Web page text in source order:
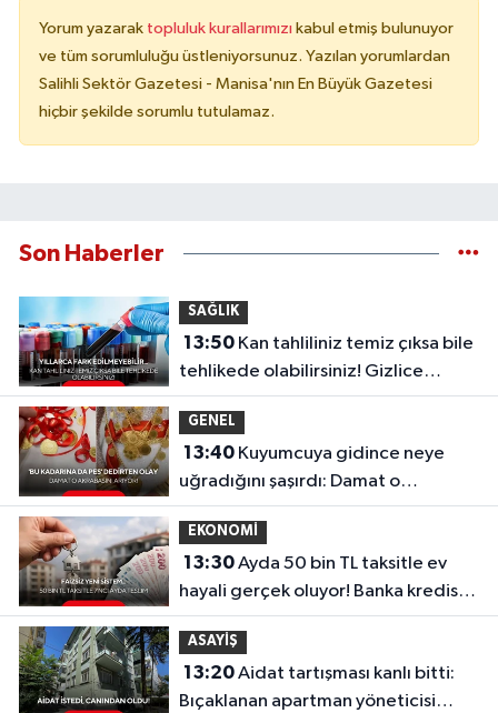
Yorum yazarak topluluk kurallarımızı kabul etmiş bulunuyor
ve tüm sorumluluğu üstleniyorsunuz. Yazılan yorumlardan
Salihli Sektör Gazetesi - Manisa'nın En Büyük Gazetesi
hiçbir şekilde sorumlu tutulamaz.
Son Haberler
SAĞLIK
13:50Kan tahliliniz temiz çıksa bile
tehlikede olabilirsiniz! Gizlice
ilerleyen o sinsi tehlike...
GENEL
13:40Kuyumcuya gidince neye
uğradığını şaşırdı: Damat o
akrabasını arıyor!
EKONOMİ
13:30Ayda 50 bin TL taksitle ev
hayali gerçek oluyor! Banka kredisiz,
faizsiz yeni sistem...
ASAYİŞ
13:20Aidat tartışması kanlı bitti:
Bıçaklanan apartman yöneticisi